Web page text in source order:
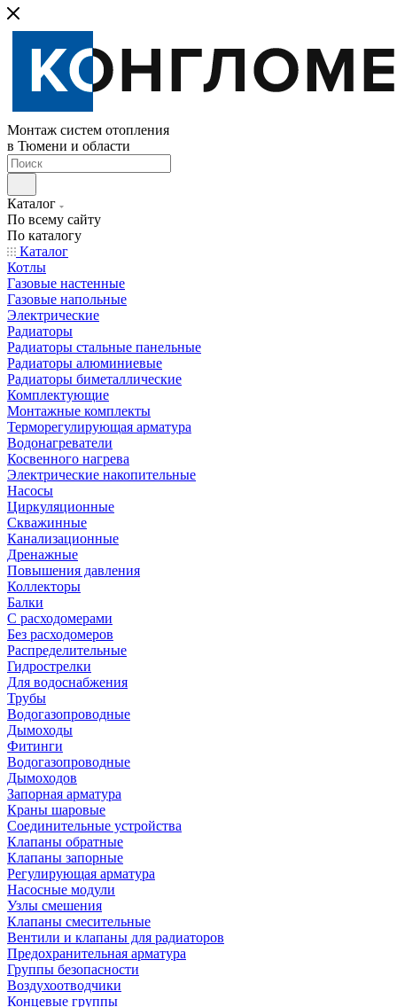
Монтаж систем отопления
в Тюмени и области
Каталог
По всему сайту
По каталогу
Каталог
Котлы
Газовые настенные
Газовые напольные
Электрические
Радиаторы
Радиаторы стальные панельные
Радиаторы алюминиевые
Радиаторы биметаллические
Комплектующие
Монтажные комплекты
Терморегулирующая арматура
Водонагреватели
Косвенного нагрева
Электрические накопительные
Насосы
Циркуляционные
Скважинные
Канализационные
Дренажные
Повышения давления
Коллекторы
Балки
С расходомерами
Без расходомеров
Распределительные
Гидрострелки
Для водоснабжения
Трубы
Водогазопроводные
Дымоходы
Фитинги
Водогазопроводные
Дымоходов
Запорная арматура
Краны шаровые
Соединительные устройства
Клапаны обратные
Клапаны запорные
Регулирующая арматура
Насосные модули
Узлы смешения
Клапаны смесительные
Вентили и клапаны для радиаторов
Предохранительная арматура
Группы безопасности
Воздухоотводчики
Концевые группы